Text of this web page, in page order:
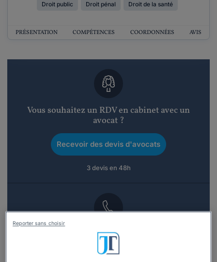
Droit public Droit pénal Droit de la santé
PRÉSENTATION COMPÉTENCES COORDONNÉES AVIS
Vous souhaitez un RDV en cabinet avec un
avocat ?
Recevoir des devis d'avocats
3 devis en 48h
Vous souhaitez une consultation par
Reporter sans choisir